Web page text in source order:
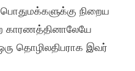
நிறைய
தொழிலதிபராக இவர்